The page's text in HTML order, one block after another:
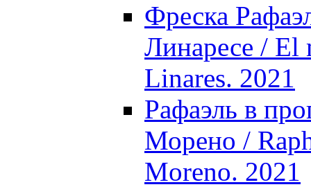
Фреска
Линаресе / El
Linares. 2021
Рафаэль в
Морено /
Moreno. 2021